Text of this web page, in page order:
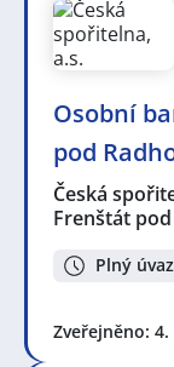
Osobní
pod
Česká
Frenštát
Plný
Zveřejněno: